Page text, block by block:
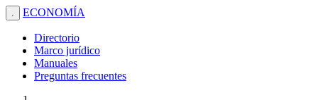
. ECONOMÍA
Directorio
Marco jurídico
Manuales
Preguntas frecuentes